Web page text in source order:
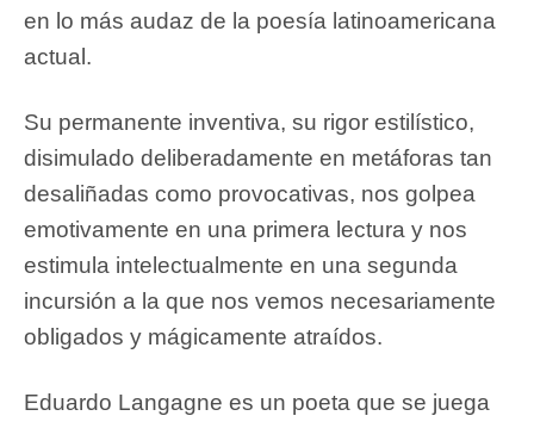
en lo más audaz de la poesía latinoamericana
actual.
Su permanente inventiva, su rigor estilístico,
disimulado deliberadamente en metáforas tan
desaliñadas como provocativas, nos golpea
emotivamente en una primera lectura y nos
estimula intelectualmente en una segunda
incursión a la que nos vemos necesariamente
obligados y mágicamente atraídos.
Eduardo Langagne es un poeta que se juega